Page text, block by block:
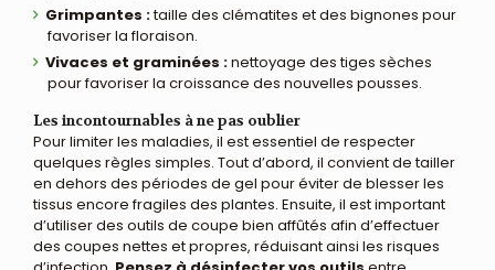
Grimpantes :taille des clématites et des bignones pour
favoriser la floraison.
Vivaces et graminées :nettoyage des tiges sèches
pour favoriser la croissance des nouvelles pousses.
Les incontournables à ne pas oublier
Pour limiter les maladies, il est essentiel de respecter
quelques règles simples. Tout d’abord, il convient de tailler
en dehors des périodes de gel pour éviter de blesser les
tissus encore fragiles des plantes. Ensuite, il est important
d’utiliser des outils de coupe bien affûtés afin d’effectuer
des coupes nettes et propres, réduisant ainsi les risques